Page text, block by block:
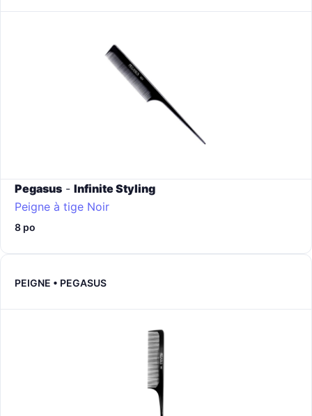
Pegasus - Infinite Styling
Peigne à tige Noir
8 po
PEIGNE • PEGASUS